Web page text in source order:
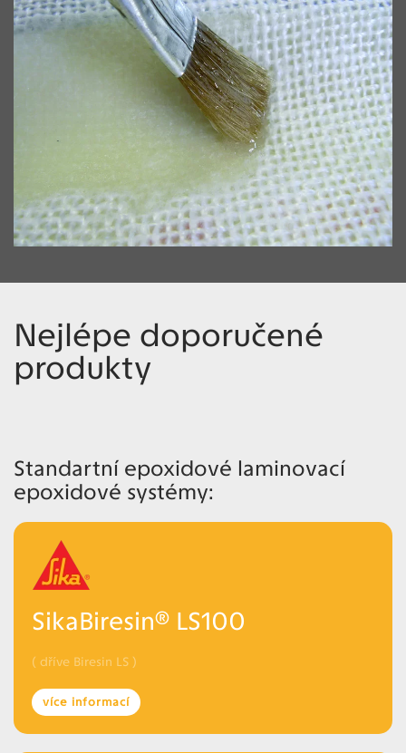
Nejlépe doporučené
produkty
Standartní epoxidové laminovací
epoxidové systémy:
SikaBiresin® LS100
( dříve Biresin LS )
více informací